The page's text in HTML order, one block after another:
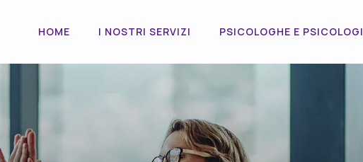
HOME I NOSTRI SERVIZI PSICOLOGHE E PSICOLOGI